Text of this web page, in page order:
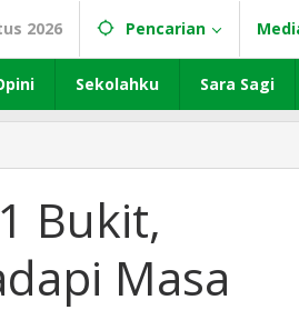
2026 Pencarian
Sekolahku Sara Sagi
Bukit,
Masa